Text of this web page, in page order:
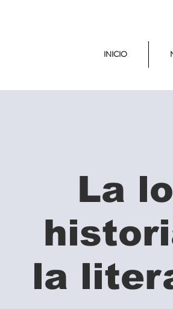
La
la
INICIO